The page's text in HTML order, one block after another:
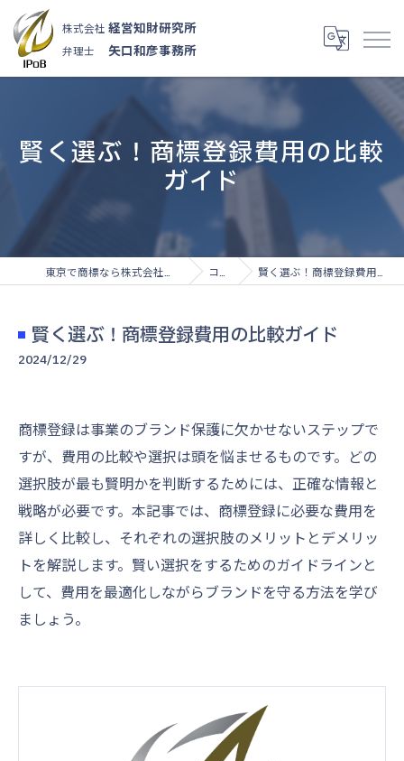
株式会社 経営知財研究所
弁理士 矢口和彦事務所
賢く選ぶ！商標登録費用の比較
ガイド
コラム 賢く選ぶ！商標登録費用の比較ガイド
賢く選ぶ！商標登録費用の比較ガイド
2024/12/29
商標登録は事業のブランド保護に欠かせないステップで
すが、費用の比較や選択は頭を悩ませるものです。どの
選択肢が最も賢明かを判断するためには、正確な情報と
戦略が必要です。本記事では、商標登録に必要な費用を
詳しく比較し、それぞれの選択肢のメリットとデメリッ
トを解説します。賢い選択をするためのガイドラインと
して、費用を最適化しながらブランドを守る方法を学び
ましょう。